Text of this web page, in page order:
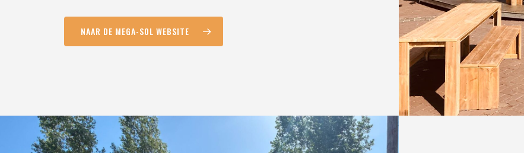
NAAR DE MEGA-SOL WEBSITE